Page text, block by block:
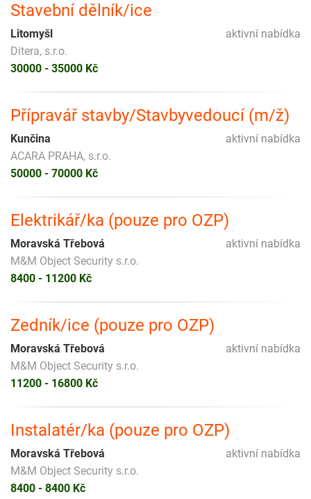
Stavební dělník/ice
aktivní nabídka
Litomyšl
Ditera, s.r.o.
30000 - 35000 Kč
Přípravář stavby/Stavbyvedoucí (m/ž)
aktivní nabídka
Kunčina
ACARA PRAHA, s.r.o.
50000 - 70000 Kč
Elektrikář/ka (pouze pro OZP)
aktivní nabídka
Moravská Třebová
M&M Object Security s.r.o.
8400 - 11200 Kč
Zedník/ice (pouze pro OZP)
aktivní nabídka
Moravská Třebová
M&M Object Security s.r.o.
11200 - 16800 Kč
Instalatér/ka (pouze pro OZP)
aktivní nabídka
Moravská Třebová
M&M Object Security s.r.o.
8400 - 8400 Kč